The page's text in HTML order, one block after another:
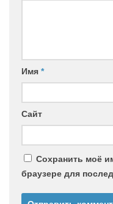
Имя *
Сайт
Сохранить моё
браузере для